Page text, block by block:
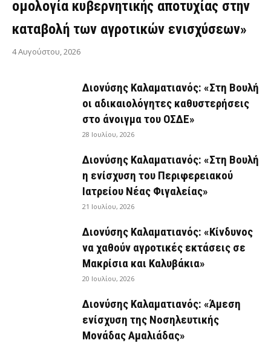
ομολογία κυβερνητικής αποτυχίας στην
καταβολή των αγροτικών ενισχύσεων»
4 Αυγούστου, 2026
Διονύσης Καλαματιανός: «Στη Βουλή
οι αδικαιολόγητες καθυστερήσεις
στο άνοιγμα του ΟΣΔΕ»
28 Ιουλίου, 2026
Διονύσης Καλαματιανός: «Στη Βουλή
η ενίσχυση του Περιφερειακού
Ιατρείου Νέας Φιγαλείας»
21 Ιουλίου, 2026
Διονύσης Καλαματιανός: «Κίνδυνος
να χαθούν αγροτικές εκτάσεις σε
Μακρίσια και Καλυβάκια»
20 Ιουλίου, 2026
Διονύσης Καλαματιανός: «Άμεση
ενίσχυση της Νοσηλευτικής
Μονάδας Αμαλιάδας»